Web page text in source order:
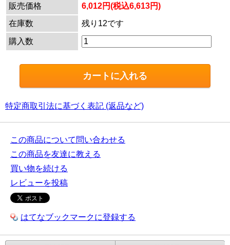
販売価格
6,012円(税込6,613円)
在庫数
残り12です
購入数
特定商取引法に基づく表記 (返品など)
この商品について問い合わせる
この商品を友達に教える
買い物を続ける
レビューを投稿
はてなブックマークに登録する